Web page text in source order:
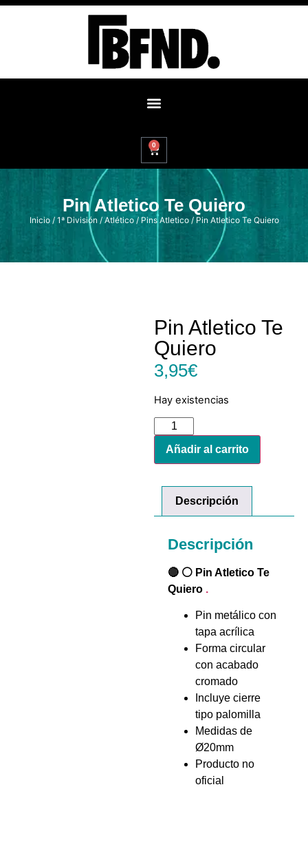
0
Pin Atletico Te Quiero
Inicio/ 1ª División / Atlético/ Pins Atletico/ Pin Atletico Te Quiero
Pin Atletico Te
Quiero
3,95€
Hay existencias
Añadir al carrito
Descripción
Descripción
🔴 ⚪ Pin Atletico Te
Quiero .
Pin metálico con
tapa acrílica
Forma circular
con acabado
cromado
Incluye cierre
tipo palomilla
Medidas de
Ø20mm
Producto no
oficial